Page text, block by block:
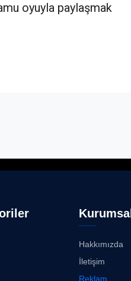
oyuyla paylaşmak
Kurumsal
Hakkımızda
İletişim
Reklam